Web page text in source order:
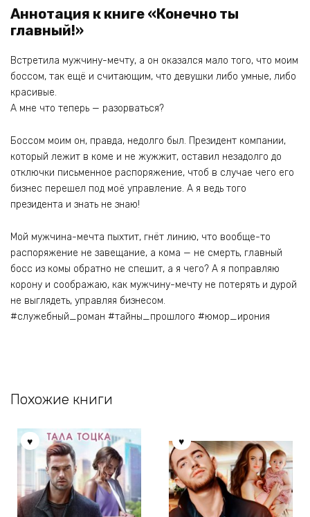
Аннотация к книге «Конечно ты
главный!»
Встретила мужчину-мечту, а он оказался мало того, что моим
боссом, так ещё и считающим, что девушки либо умные, либо
красивые.
А мне что теперь — разорваться?
Боссом моим он, правда, недолго был. Президент компании,
который лежит в коме и не жужжит, оставил незадолго до
отключки письменное распоряжение, чтоб в случае чего его
бизнес перешел под моё управление. А я ведь того
президента и знать не знаю!
Мой мужчина-мечта пыхтит, гнёт линию, что вообще-то
распоряжение не завещание, а кома — не смерть, главный
босс из комы обратно не спешит, а я чего? А я поправляю
корону и соображаю, как мужчину-мечту не потерять и дурой
не выглядеть, управляя бизнесом.
#служебный_роман #тайны_прошлого #юмор_ирония
Похожие книги